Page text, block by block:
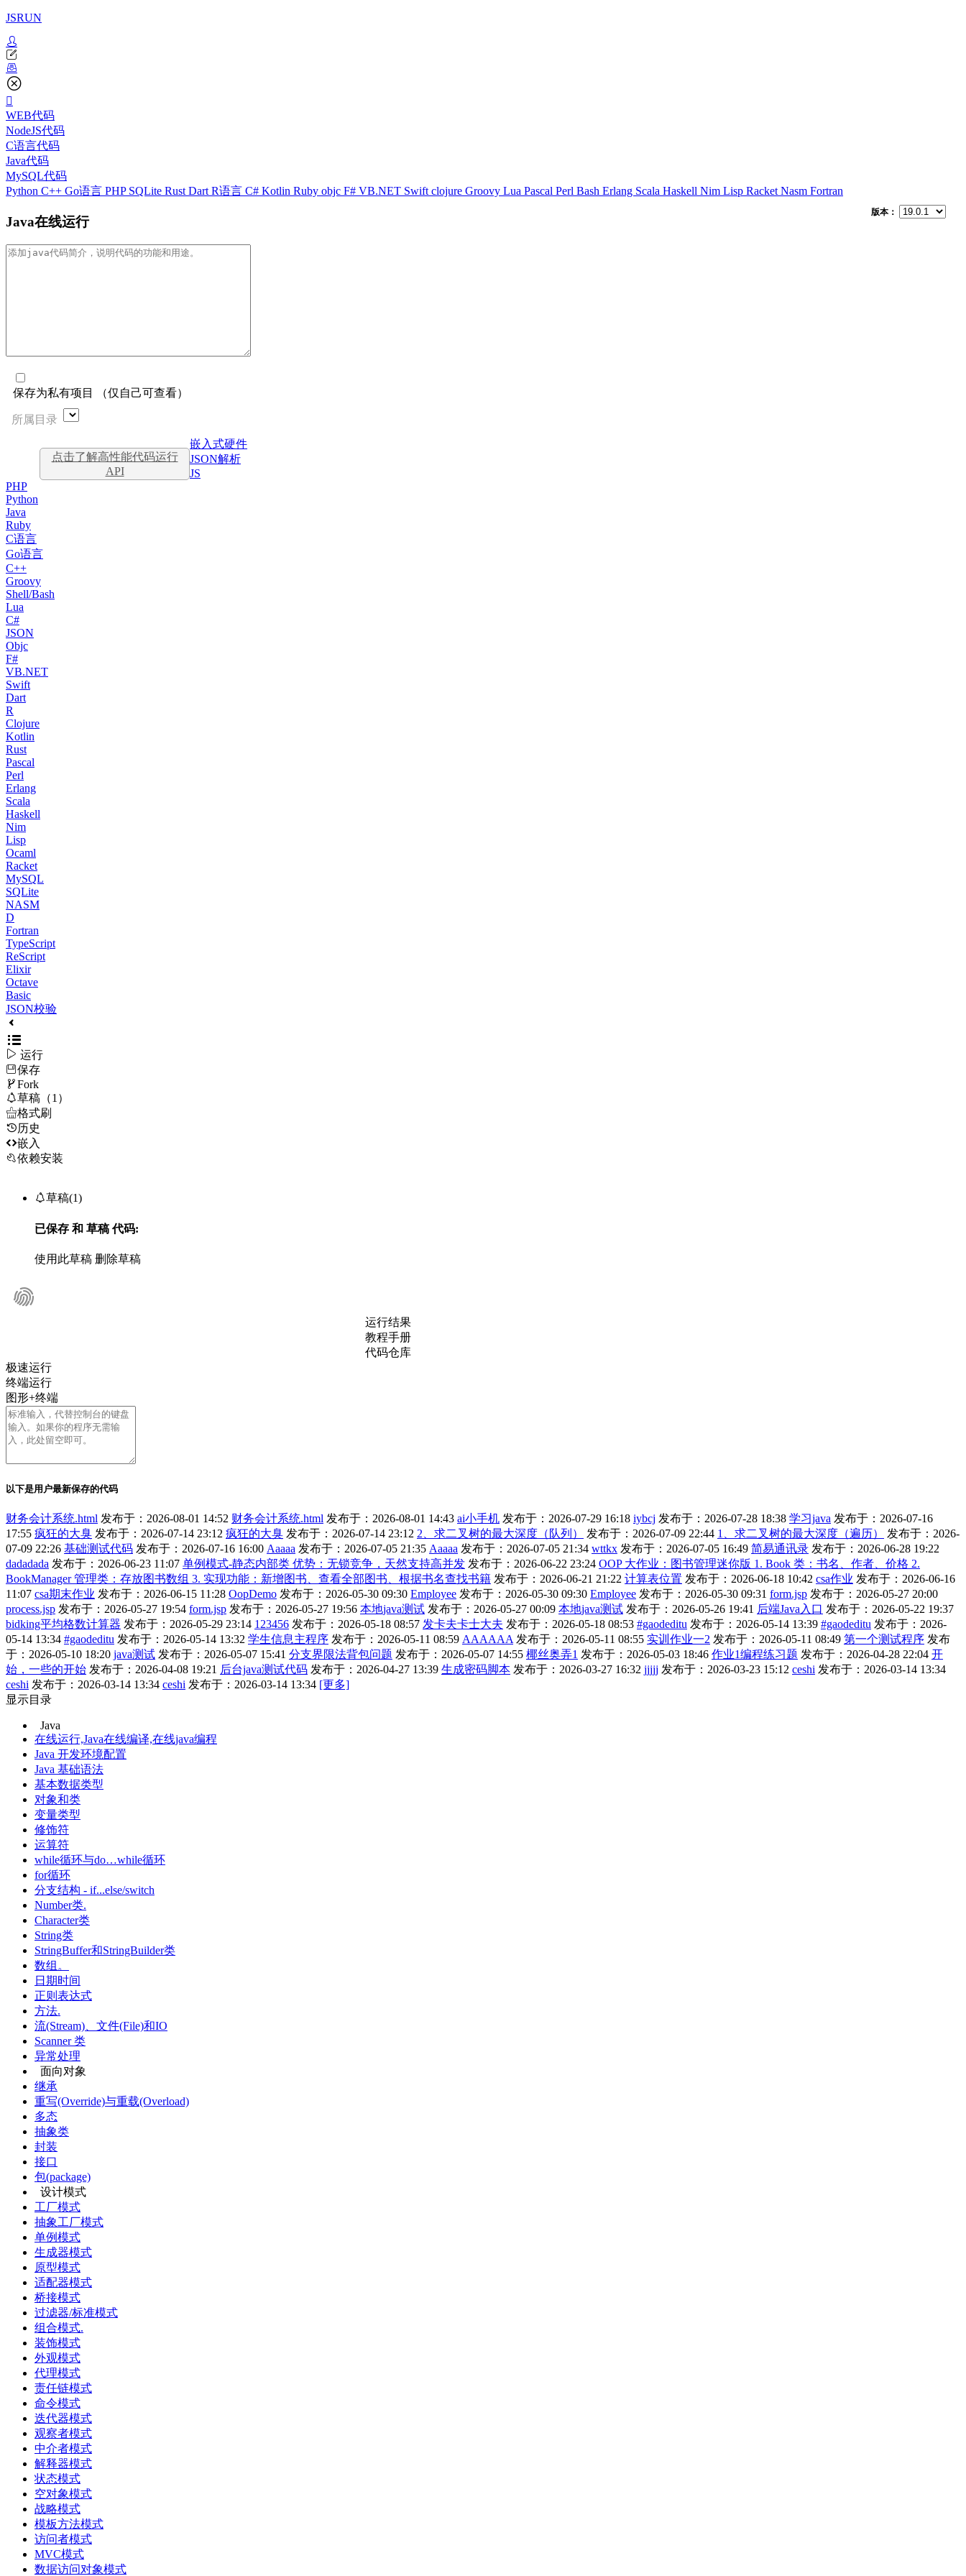
JSRUN
WEB代码
NodeJS代码
C语言代码
Java代码
MySQL代码
Python C++ Go语言 PHP SQLite Rust Dart R语言 C# Kotlin Ruby objc F# VB.NET Swift clojure Groovy Lua Pascal Perl Bash Erlang Scala Haskell Nim Lisp Racket Nasm Fortran
Java在线运行
版本：
保存为私有项目 （仅自己可查看）
所属目录
点击了解高性能代码运行
API
嵌入式硬件
JSON解析
JS
PHP
Python
Java
Ruby
C语言
Go语言
C++
Groovy
Shell/Bash
Lua
C#
JSON
Objc
F#
VB.NET
Swift
Dart
R
Clojure
Kotlin
Rust
Pascal
Perl
Erlang
Scala
Haskell
Nim
Lisp
Ocaml
Racket
MySQL
SQLite
NASM
D
Fortran
TypeScript
ReScript
Elixir
Octave
Basic
JSON校验
 运行
保存
Fork
草稿（1）
格式刷
历史
嵌入
依赖安装
草稿(1)
已保存 和 草稿代码:
使用此草稿 删除草稿
运行结果
教程手册
代码仓库
极速运行
终端运行
图形+终端
以下是用户最新保存的代码
财务会计系统.html 发布于：2026-08-01 14:52 财务会计系统.html 发布于：2026-08-01 14:43 ai小手机 发布于：2026-07-29 16:18 iybcj 发布于：2026-07-28 18:38 学习java 发布于：2026-07-16
17:55 疯狂的大臭 发布于：2026-07-14 23:12 疯狂的大臭 发布于：2026-07-14 23:12 2、求二叉树的最大深度（队列） 发布于：2026-07-09 22:44 1、求二叉树的最大深度（遍历）
发布于：2026-
07-09 22:26 基础测试代码 发布于：2026-07-16 16:00 Aaaaa 发布于：2026-07-05 21:35 Aaaaa 发布于：2026-07-05 21:34 wttkx 发布于：2026-07-05 16:49 简易通讯录 发布于：2026-06-28 19:22
dadadada 发布于：2026-06-23 11:07 单例模式-静态内部类 优势：无锁竞争，天然支持高并发 发布于：2026-06-22 23:24 OOP 大作业：图书管理迷你版 1. Book 类：书名、作者、价格 2.
BookManager 管理类：存放图书数组 3. 实现功能：新增图书、查看全部图书、根据书名查找书籍 发布于：2026-06-21 21:22 计算表位置 发布于：2026-06-18 10:42 csa作业 发布于：2026-06-16
11:07 csa期末作业 发布于：2026-06-15 11:28 OopDemo 发布于：2026-05-30 09:30 Employee 发布于：2026-05-30 09:30 Employee 发布于：2026-05-30 09:31 form.jsp 发布于：2026-05-27 20:00
process.jsp 发布于：2026-05-27 19:54 form.jsp 发布于：2026-05-27 19:56 本地java测试 发布于：2026-05-27 00:09 本地java测试 发布于：2026-05-26 19:41 后端Java入口 发布于：2026-05-22 19:37
bidking平均格数计算器 发布于：2026-05-29 23:14 123456 发布于：2026-05-18 08:57 发卡夫卡士大夫 发布于：2026-05-18 08:53 #gaodeditu 发布于：2026-05-14 13:39 #gaodeditu 发布于：2026-
05-14 13:34 #gaodeditu 发布于：2026-05-14 13:32 学生信息主程序 发布于：2026-05-11 08:59 AAAAAA 发布于：2026-05-11 08:55 实训作业一2 发布于：2026-05-11 08:49 第一个测试程序 发布
于：2026-05-10 18:20 java测试 发布于：2026-05-07 15:41 分支界限法背包问题 发布于：2026-05-07 14:55 椰丝奥弄1 发布于：2026-05-03 18:46 作业1编程练习题 发布于：2026-04-28 22:04 开
始，一些的开始 发布于：2026-04-08 19:21 后台java测试代码 发布于：2026-04-27 13:39 生成密码脚本 发布于：2026-03-27 16:32 jjjjj 发布于：2026-03-23 15:12 ceshi 发布于：2026-03-14 13:34
ceshi 发布于：2026-03-14 13:34 ceshi 发布于：2026-03-14 13:34 [更多]
显示目录
Java
在线运行,Java在线编译,在线java编程
Java 开发环境配置
Java 基础语法
基本数据类型
对象和类
变量类型
修饰符
运算符
while循环与do…while循环
for循环
分支结构 - if...else/switch
Number类.
Character类
String类
StringBuffer和StringBuilder类
数组。
日期时间
正则表达式
方法.
流(Stream)、文件(File)和IO
Scanner 类
异常处理
面向对象
继承
重写(Override)与重载(Overload)
多态
抽象类
封装
接口
包(package)
设计模式
工厂模式
抽象工厂模式
单例模式
生成器模式
原型模式
适配器模式
桥接模式
过滤器/标准模式
组合模式.
装饰模式
外观模式
代理模式
责任链模式
命令模式
迭代器模式
观察者模式
中介者模式
解释器模式
状态模式
空对象模式
战略模式
模板方法模式
访问者模式
MVC模式
数据访问对象模式